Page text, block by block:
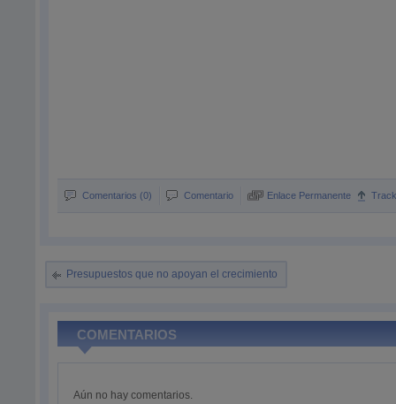
Comentarios (0) Comentario Enlace Permanente
Presupuestos que no apoyan el crecimiento
COMENTARIOS
Aún no hay comentarios.